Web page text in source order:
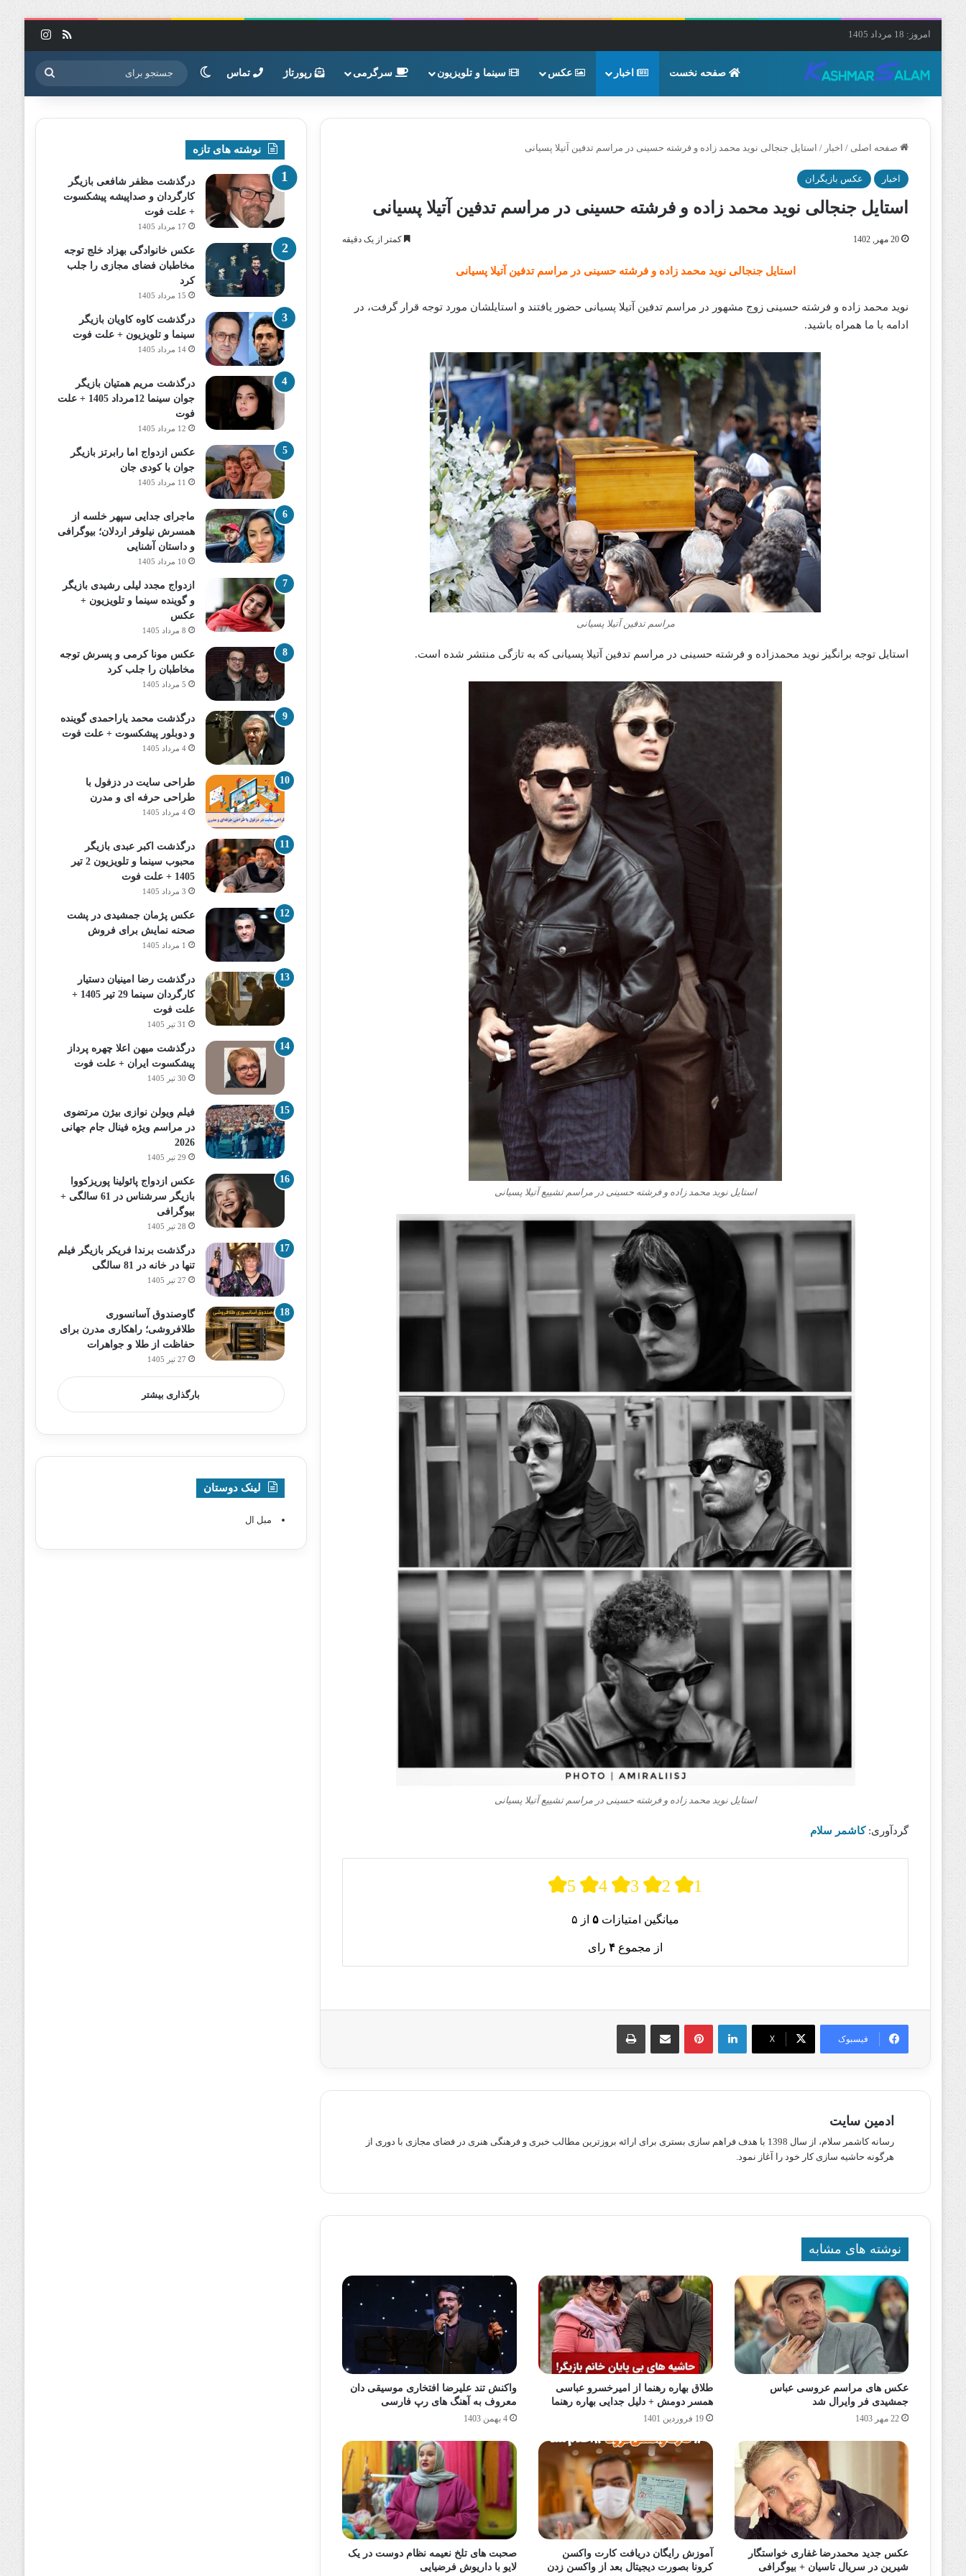
امروز: 18 مرداد 1405 خوراک
صفحه نخست اخبار عکس سینما و تلویزیون سرگرمی رپورتاژ تماس تغییر پوسته جستجو
برای
صفحه اصلی / اخبار / استایل جنجالی نوید محمد زاده و فرشته حسینی در مراسم تدفین آتیلا پسیانی
اخبار عکس بازیگران
استایل جنجالی نوید محمد زاده و فرشته حسینی در مراسم تدفین آتیلا پسیانی
20 مهر, 1402 کمتر از یک دقیقه
استایل جنجالی نوید محمد زاده‌‌‌‌‌ و فرشته حسینی در مراسم تدفین آتیلا پسیانی
نوید محمد زاده‌‌‌‌‌ و فرشته حسینی زوج مشهور در مراسم تدفین آتیلا پسیانی حضور یافتند و استایلشان مورد توجه قرار گرفت، در
ادامه با ما همراه باشید.
مراسم تدفین آتیلا پسیانی
استایل توجه برانگیز نوید محمدزاده و فرشته حسینی در مراسم تدفین آتیلا پسیانی که به تازگی منتشر شده‌‌‌‌‌ است.
استایل نوید محمد زاده‌‌‌‌‌ و فرشته حسینی در مراسم تشییع آتیلا پسیانی
استایل نوید محمد زاده‌‌‌‌‌ و فرشته حسینی در مراسم تشییع آتیلا پسیانی
گردآوری:کاشمر سلام
5 4 3 2 1
میانگین امتیازات ۵ از ۵
از مجموع ۴ رای
فیسبوک X
لینکدین پینترستاشتراک گذاری از طریق ایمیل چاپ
ادمین سایت
رسانه کاشمر سلام، از سال 1398 با هدف فراهم سازی بستری برای ارائه بروزترین مطالب خبری و فرهنگی هنری در فضای مجازی با دوری از
هرگونه حاشیه سازی کار خود را آغاز نمود.
نوشته های مشابه
عکس های مراسم عروسی عباس
جمشیدی‌ فر وایرال شد
22 مهر 1403
طلاق بهاره رهنما از امیرخسرو عباسی
همسر دومش + دلیل جدایی بهاره رهنما
19 فروردین 1401
واکنش تند علیرضا افتخاری موسیقی دان
معروف به آهنگ های رپ فارسی
4 بهمن 1403
عکس جدید محمدرضا غفاری خواستگار
شیرین در سریال تاسیان + بیوگرافی
آموزش رایگان دریافت کارت واکسن
کرونا بصورت دیجیتال بعد از واکسن زدن
صحبت‌ های تلخ نعیمه نظام‌ دوست در یک
لایو با داریوش فرضیایی
نوشته های تازه
درگذشت مظفر شافعی بازیگر
کارگردان و صداپیشه پیشکسوت
+ علت فوت
17 مرداد 1405
عکس خانوادگی بهزاد خلج توجه
مخاطبان فضای مجازی را جلب
کرد
15 مرداد 1405
درگذشت کاوه کاویان بازیگر
سینما و تلویزیون + علت فوت
14 مرداد 1405
درگذشت مریم همتیان بازیگر
جوان سینما 12مرداد 1405 + علت
فوت
12 مرداد 1405
عکس ازدواج اما رابرتز بازیگر
جوان با کودی جان
11 مرداد 1405
ماجرای جدایی سپهر خلسه از
همسرش نیلوفر اردلان؛ بیوگرافی
و داستان آشنایی
10 مرداد 1405
ازدواج مجدد لیلی رشیدی بازیگر
و گوینده سینما و تلویزیون +
عکس
8 مرداد 1405
عکس مونا کرمی و پسرش توجه
مخاطبان را جلب کرد
5 مرداد 1405
درگذشت محمد یاراحمدی گوینده
و دوبلور پیشکسوت + علت فوت
4 مرداد 1405
طراحی سایت در دزفول با
طراحی حرفه‌ ای و مدرن
4 مرداد 1405
درگذشت اکبر عبدی بازیگر
محبوب سینما و تلویزیون 2 تیر
1405 + علت فوت
3 مرداد 1405
عکس پژمان جمشیدی در پشت
صحنه نمایش برای فروش
1 مرداد 1405
درگذشت رضا امینیان دستیار
کارگردان سینما 29 تیر 1405 +
علت فوت
31 تیر 1405
درگذشت میهن اعلا چهره پرداز
پیشکسوت ایران + علت فوت
30 تیر 1405
فیلم ویولن نوازی بیژن مرتضوی
در مراسم ویژه فینال جام جهانی
2026
29 تیر 1405
عکس ازدواج پائولینا پوریزکووا
بازیگر سرشناس در 61 سالگی +
بیوگرافی
28 تیر 1405
درگذشت برندا فریکر بازیگر فیلم
تنها در خانه در 81 سالگی
27 تیر 1405
گاوصندوق آسانسوری
طلافروشی؛ راهکاری مدرن برای
حفاظت از طلا و جواهرات
27 تیر 1405
بارگذاری بیشتر
لینک دوستان
مبل ال